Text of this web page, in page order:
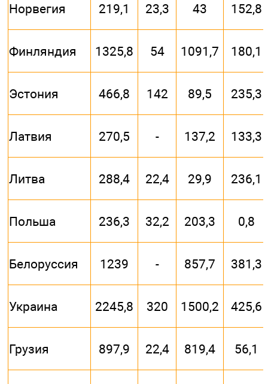
Норвегия 219,1 23,3 43 152,8
Финляндия 1325,8 54 1091,7 180,1
Эстония 466,8 142 89,5 235,3
Латвия 270,5 - 137,2 133,3
Литва 288,4 22,4 29,9 236,1
Польша 236,3 32,2 203,3 0,8
Белоруссия 1239 - 857,7 381,3
Украина 2245,8 320 1500,2 425,6
Грузия 897,9 22,4 819,4 56,1